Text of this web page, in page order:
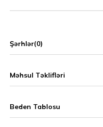
Şərhlər(0)
Məhsul Təklifləri
Beden Tablosu